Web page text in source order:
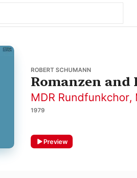
ROBERT SCHUMANN
Romanzen and
MDR Rundfunkchor,
1979
Preview